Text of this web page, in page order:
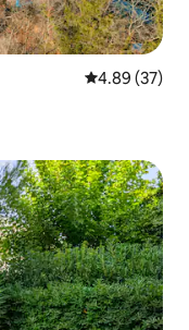
レビュー37
4.89 (37)